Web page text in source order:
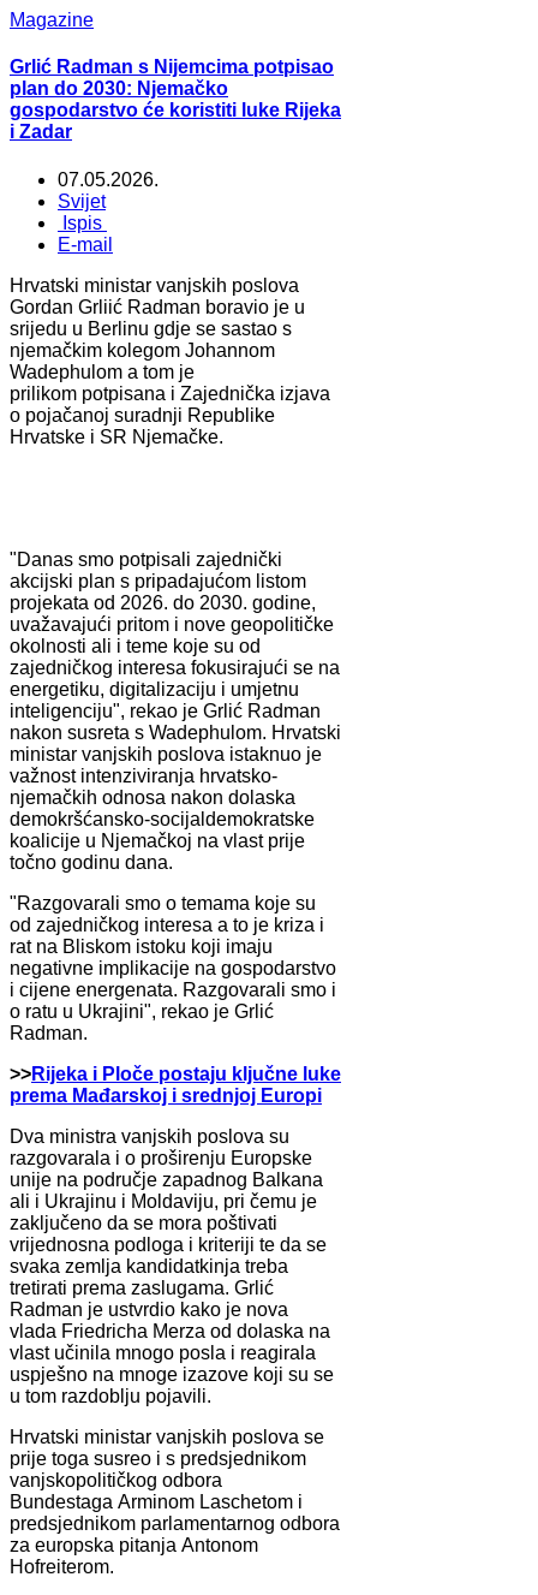
Magazine
Grlić Radman s Nijemcima potpisao
plan do 2030: Njemačko
gospodarstvo će koristiti luke Rijeka
i Zadar
07.05.2026.
Svijet
Ispis
E-mail
Hrvatski ministar vanjskih poslova
Gordan Grliić Radman boravio je u
srijedu u Berlinu gdje se sastao s
njemačkim kolegom Johannom
Wadephulom a tom je
prilikom potpisana i Zajednička izjava
o pojačanoj suradnji Republike
Hrvatske i SR Njemačke.
"Danas smo potpisali zajednički
akcijski plan s pripadajućom listom
projekata od 2026. do 2030. godine,
uvažavajući pritom i nove geopolitičke
okolnosti ali i teme koje su od
zajedničkog interesa fokusirajući se na
energetiku, digitalizaciju i umjetnu
inteligenciju", rekao je Grlić Radman
nakon susreta s Wadephulom. Hrvatski
ministar vanjskih poslova istaknuo je
važnost intenziviranja hrvatsko-
njemačkih odnosa nakon dolaska
demokršćansko-socijaldemokratske
koalicije u Njemačkoj na vlast prije
točno godinu dana.
"Razgovarali smo o temama koje su
od zajedničkog interesa a to je kriza i
rat na Bliskom istoku koji imaju
negativne implikacije na gospodarstvo
i cijene energenata. Razgovarali smo i
o ratu u Ukrajini", rekao je Grlić
Radman.
>>Rijeka i Ploče postaju ključne luke
prema Mađarskoj i srednjoj Europi
Dva ministra vanjskih poslova su
razgovarala i o proširenju Europske
unije na područje zapadnog Balkana
ali i Ukrajinu i Moldaviju, pri čemu je
zaključeno da se mora poštivati
vrijednosna podloga i kriteriji te da se
svaka zemlja kandidatkinja treba
tretirati prema zaslugama. Grlić
Radman je ustvrdio kako je nova
vlada Friedricha Merza od dolaska na
vlast učinila mnogo posla i reagirala
uspješno na mnoge izazove koji su se
u tom razdoblju pojavili.
Hrvatski ministar vanjskih poslova se
prije toga susreo i s predsjednikom
vanjskopolitičkog odbora
Bundestaga Arminom Laschetom i
predsjednikom parlamentarnog odbora
za europska pitanja Antonom
Hofreiterom.